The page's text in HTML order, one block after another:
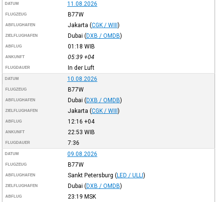
DATUM 11.08.2026
FLUGZEUG B77W
ABFLUGHAFEN Jakarta (CGK / WIII)
ZIELFLUGHAFEN Dubai (DXB / OMDB)
ABFLUG 01:18 WIB
ANKUNFT 05:39 +04
FLUGDAUER In der Luft
DATUM 10.08.2026
FLUGZEUG B77W
ABFLUGHAFEN Dubai (DXB / OMDB)
ZIELFLUGHAFEN Jakarta (CGK / WIII)
ABFLUG 12:16 +04
ANKUNFT 22:53 WIB
FLUGDAUER 7:36
DATUM 09.08.2026
FLUGZEUG B77W
ABFLUGHAFEN Sankt Petersburg (LED / ULLI)
ZIELFLUGHAFEN Dubai (DXB / OMDB)
ABFLUG 23:19 MSK